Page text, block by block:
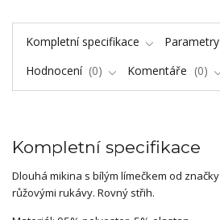
Kompletní specifikace
Parametry
Hodnocení
0 Komentáře 0
Kompletní specifikace
Dlouhá mikina s bílým límečkem od značky
růžovými rukávy. Rovný střih.